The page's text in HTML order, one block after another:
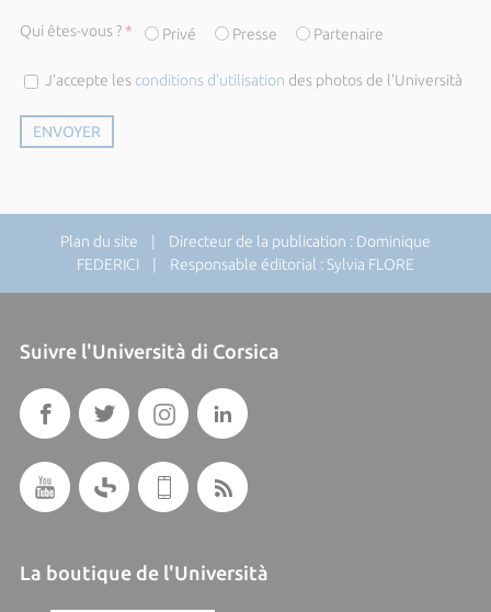
Qui êtes-vous ?* Privé Presse Partenaire
J’accepte les conditions d’utilisation des photos de l'Università
Plan du site | Directeur de la publication : Dominique
FEDERICI | Responsable éditorial : Sylvia FLORE
Suivre l'Università di Corsica
La boutique de l'Università